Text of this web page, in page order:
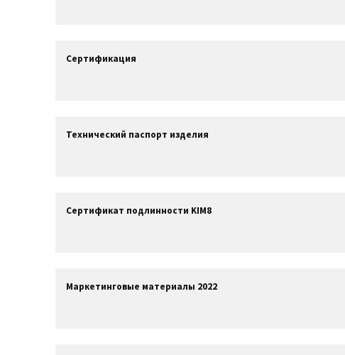
Сертификация
Технический паспорт изделия
Сертификат подлинности KIM8
Маркетинговые материалы 2022